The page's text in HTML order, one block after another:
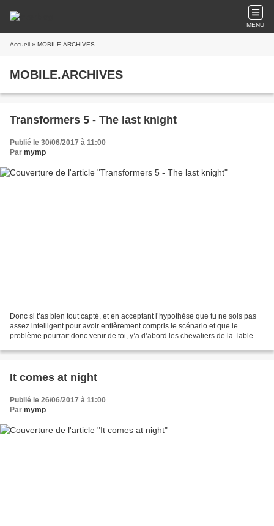
MENU
Accueil » MOBILE.ARCHIVES
MOBILE.ARCHIVES
Transformers 5 - The last knight
Publié le 30/06/2017 à 11:00
Par mymp
Donc si t’as bien tout capté, et en acceptant l’hypothèse que tu ne sois pas
assez intelligent pour avoir entièrement compris le scénario et que le
problème pourrait donc venir de toi, y’a d’abord les chevaliers de la Table
It comes at night
Publié le 26/06/2017 à 11:00
Par mymp